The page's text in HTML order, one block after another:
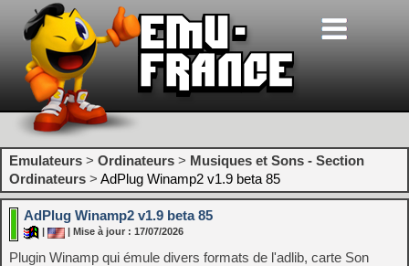
Emulateurs > Ordinateurs > Musiques et Sons - Section
Ordinateurs > AdPlug Winamp2 v1.9 beta 85
AdPlug Winamp2 v1.9 beta 85
| Mise à jour : 17/07/2026
Plugin Winamp qui émule divers formats de l'adlib, carte Son